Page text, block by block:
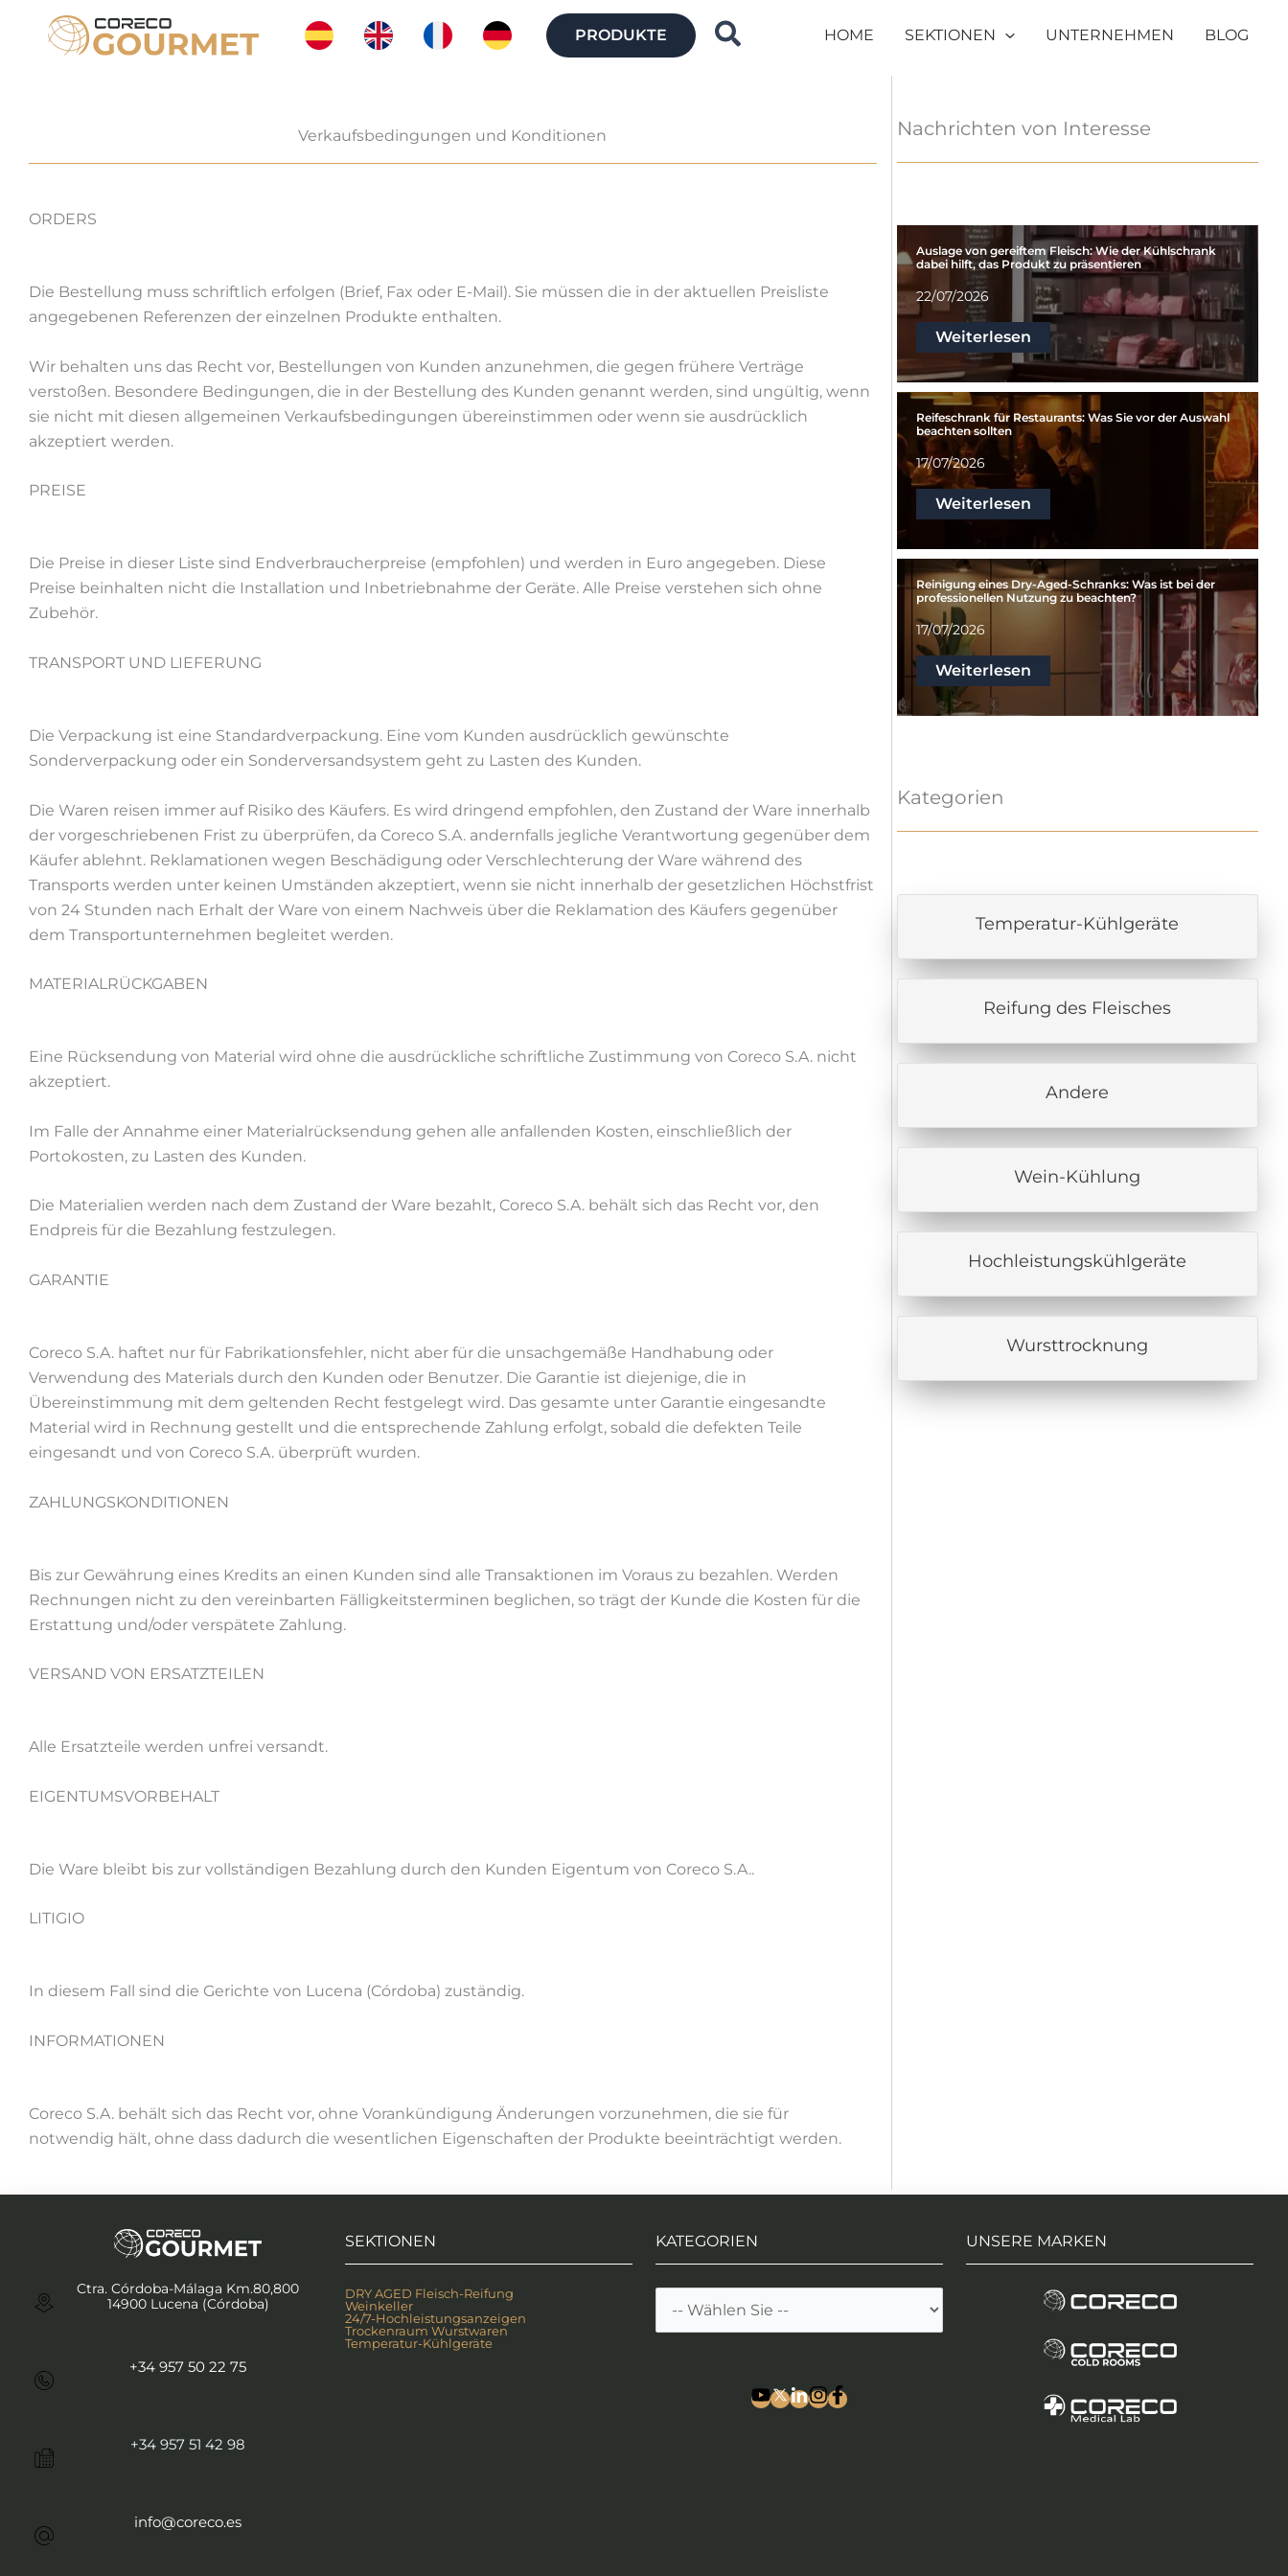
springen
PRODUKTE Suche HOME SEKTIONEN UNTERNEHMEN BLOG
Verkaufsbedingungen und Konditionen
ORDERS
Die Bestellung muss schriftlich erfolgen (Brief, Fax oder E-Mail). Sie müssen die in der aktuellen Preisliste
angegebenen Referenzen der einzelnen Produkte enthalten.
Wir behalten uns das Recht vor, Bestellungen von Kunden anzunehmen, die gegen frühere Verträge
verstoßen. Besondere Bedingungen, die in der Bestellung des Kunden genannt werden, sind ungültig, wenn
sie nicht mit diesen allgemeinen Verkaufsbedingungen übereinstimmen oder wenn sie ausdrücklich
akzeptiert werden.
PREISE
Die Preise in dieser Liste sind Endverbraucherpreise (empfohlen) und werden in Euro angegeben. Diese
Preise beinhalten nicht die Installation und Inbetriebnahme der Geräte. Alle Preise verstehen sich ohne
Zubehör.
TRANSPORT UND LIEFERUNG
Die Verpackung ist eine Standardverpackung. Eine vom Kunden ausdrücklich gewünschte
Sonderverpackung oder ein Sonderversandsystem geht zu Lasten des Kunden.
Die Waren reisen immer auf Risiko des Käufers. Es wird dringend empfohlen, den Zustand der Ware innerhalb
der vorgeschriebenen Frist zu überprüfen, da Coreco S.A. andernfalls jegliche Verantwortung gegenüber dem
Käufer ablehnt. Reklamationen wegen Beschädigung oder Verschlechterung der Ware während des
Transports werden unter keinen Umständen akzeptiert, wenn sie nicht innerhalb der gesetzlichen Höchstfrist
von 24 Stunden nach Erhalt der Ware von einem Nachweis über die Reklamation des Käufers gegenüber
dem Transportunternehmen begleitet werden.
MATERIALRÜCKGABEN
Eine Rücksendung von Material wird ohne die ausdrückliche schriftliche Zustimmung von Coreco S.A. nicht
akzeptiert.
Im Falle der Annahme einer Materialrücksendung gehen alle anfallenden Kosten, einschließlich der
Portokosten, zu Lasten des Kunden.
Die Materialien werden nach dem Zustand der Ware bezahlt, Coreco S.A. behält sich das Recht vor, den
Endpreis für die Bezahlung festzulegen.
GARANTIE
Coreco S.A. haftet nur für Fabrikationsfehler, nicht aber für die unsachgemäße Handhabung oder
Verwendung des Materials durch den Kunden oder Benutzer. Die Garantie ist diejenige, die in
Übereinstimmung mit dem geltenden Recht festgelegt wird. Das gesamte unter Garantie eingesandte
Material wird in Rechnung gestellt und die entsprechende Zahlung erfolgt, sobald die defekten Teile
eingesandt und von Coreco S.A. überprüft wurden.
ZAHLUNGSKONDITIONEN
Bis zur Gewährung eines Kredits an einen Kunden sind alle Transaktionen im Voraus zu bezahlen. Werden
Rechnungen nicht zu den vereinbarten Fälligkeitsterminen beglichen, so trägt der Kunde die Kosten für die
Erstattung und/oder verspätete Zahlung.
VERSAND VON ERSATZTEILEN
Alle Ersatzteile werden unfrei versandt.
EIGENTUMSVORBEHALT
Die Ware bleibt bis zur vollständigen Bezahlung durch den Kunden Eigentum von Coreco S.A..
LITIGIO
In diesem Fall sind die Gerichte von Lucena (Córdoba) zuständig.
INFORMATIONEN
Coreco S.A. behält sich das Recht vor, ohne Vorankündigung Änderungen vorzunehmen, die sie für
notwendig hält, ohne dass dadurch die wesentlichen Eigenschaften der Produkte beeinträchtigt werden.
Nachrichten von Interesse
Auslage von gereiftem Fleisch: Wie der Kühlschrank
dabei hilft, das Produkt zu präsentieren
22/07/2026
Weiterlesen
Reifeschrank für Restaurants: Was Sie vor der Auswahl
beachten sollten
17/07/2026
Weiterlesen
Reinigung eines Dry-Aged-Schranks: Was ist bei der
professionellen Nutzung zu beachten?
17/07/2026
Weiterlesen
Kategorien
Temperatur-Kühlgeräte
Reifung des Fleisches
Andere
Wein-Kühlung
Hochleistungskühlgeräte
Wursttrocknung
Ctra. Córdoba-Málaga Km.80,800
14900 Lucena (Córdoba)
+34 957 50 22 75
+34 957 51 42 98
info@coreco.es
SEKTIONEN
DRY AGED Fleisch-Reifung
Weinkeller
24/7-Hochleistungsanzeigen
Trockenraum Wurstwaren
Temperatur-Kühlgeräte
KATEGORIEN UNSERE MARKEN